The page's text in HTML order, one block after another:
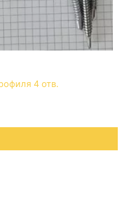
4 отв.